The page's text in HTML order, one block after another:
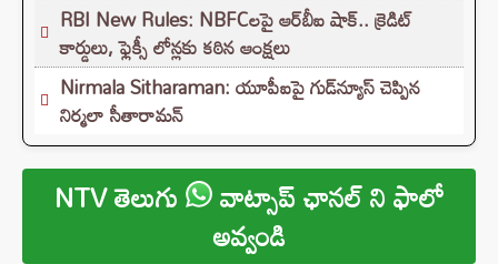
RBI New Rules: NBFCలపై ఆర్‌బీఐ షాక్.. క్రెడిట్
కార్డులు, ఫ్లెక్సీ లోన్లకు కఠిన ఆంక్షలు
Nirmala Sitharaman: యూపీఐపై గుడ్‌న్యూస్ చెప్పిన
నిర్మలా సీతారామన్
NTV తెలుగు వాట్సాప్ ఛానల్ ని ఫాలో
అవ్వండి